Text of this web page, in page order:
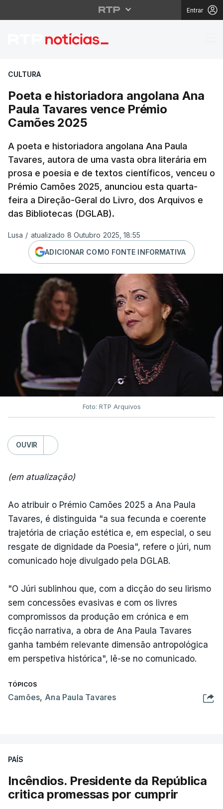
Entrar
Poeta e historiadora
CULTURA
Poeta e historiadora angolana Ana
Paula Tavares vence Prémio
Camões 2025
A poeta e historiadora angolana Ana Paula
Tavares, autora de uma vasta obra literária em
prosa e poesia e de textos científicos, venceu o
Prémio Camões 2025, anunciou esta quarta-
feira a Direção-Geral do Livro, dos Arquivos e
das Bibliotecas (DGLAB).
Lusa / atualizado 8 Outubro 2025, 18:55
ADICIONAR COMO FONTE INFORMATIVA
Foto: RTP Arquivos
OUVIR
(em atualização)
Ao atribuir o Prémio Camões 2025 a Ana Paula
Tavares, é distinguida "a sua fecunda e coerente
trajetória de criação estética e, em especial, o seu
resgate de dignidade da Poesia", refere o júri, num
comunicado hoje divulgado pela DGLAB.
"O Júri sublinhou que, com a dicção do seu lirismo
sem concessões evasivas e com os livres
compromissos da produção em crónica e em
ficção narrativa, a obra de Ana Paula Tavares
ganha também relevante dimensão antropológica
em perspetiva histórica", lê-se no comunicado.
TÓPICOS
Camões, Ana Paula Tavares
PAÍS
Incêndios. Presidente da República
critica promessas por cumprir